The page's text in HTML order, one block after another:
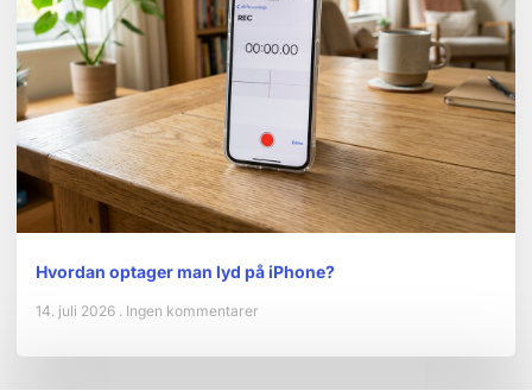
Hvordan optager man lyd på iPhone?
14. juli 2026 Ingen kommentarer